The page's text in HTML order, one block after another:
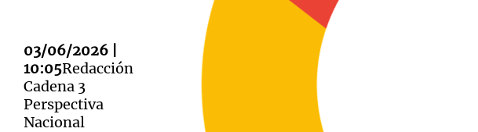
03/06/2026 |
10:05Redacción
Cadena 3
Perspectiva
Nacional
Notas Notas